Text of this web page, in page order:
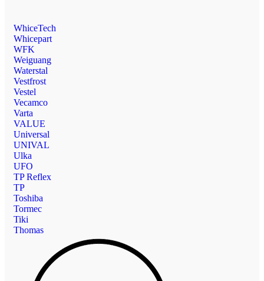
WhiceTech
Whicepart
WFK
Weiguang
Waterstal
Vestfrost
Vestel
Vecamco
Varta
VALUE
Universal
UNIVAL
Ulka
UFO
TP Reflex
TP
Toshiba
Tormec
Tiki
Thomas